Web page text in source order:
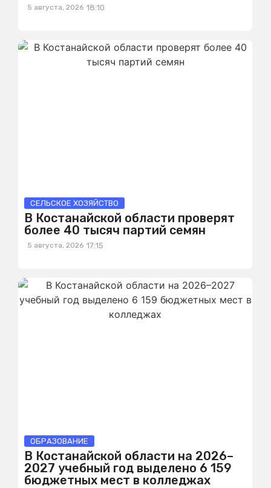
5 августа, 2026 18:10
СЕЛЬСКОЕ ХОЗЯЙСТВО
В Костанайской области проверят
более 40 тысяч партий семян
5 августа, 2026 17:15
ОБРАЗОВАНИЕ
В Костанайской области на 2026–
2027 учебный год выделено 6 159
бюджетных мест в колледжах